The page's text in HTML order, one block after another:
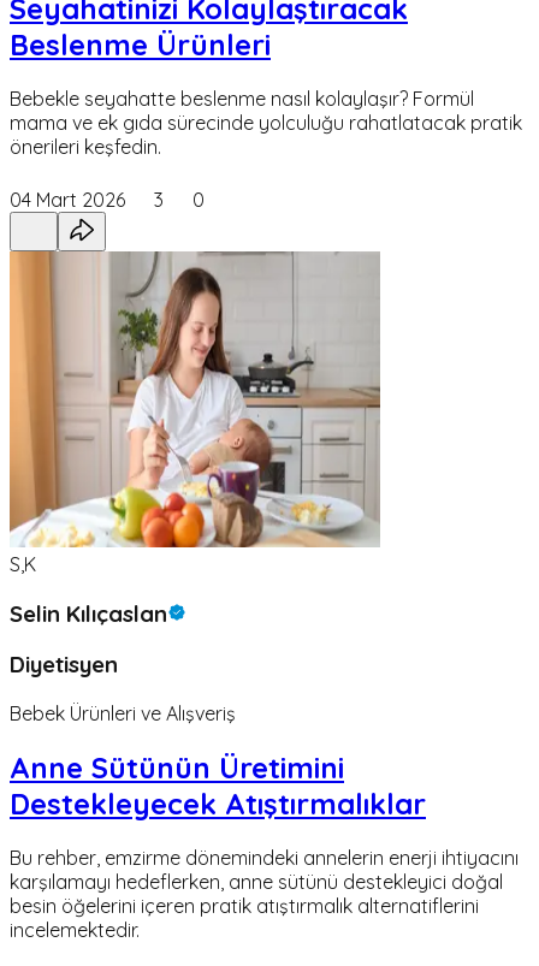
Seyahatinizi Kolaylaştıracak
Beslenme Ürünleri
Bebekle seyahatte beslenme nasıl kolaylaşır? Formül
mama ve ek gıda sürecinde yolculuğu rahatlatacak pratik
önerileri keşfedin.
04 Mart 2026 3 0
S,K
Selin Kılıçaslan
Diyetisyen
Bebek Ürünleri ve Alışveriş
Anne Sütünün Üretimini
Destekleyecek Atıştırmalıklar
Bu rehber, emzirme dönemindeki annelerin enerji ihtiyacını
karşılamayı hedeflerken, anne sütünü destekleyici doğal
besin öğelerini içeren pratik atıştırmalık alternatiflerini
incelemektedir.